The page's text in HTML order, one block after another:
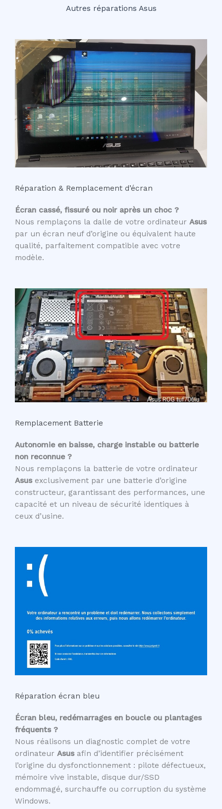
Autres réparations Asus
Réparation & Remplacement d’écran
Écran cassé, fissuré ou noir après un choc ?
Nous remplaçons la dalle de votre ordinateur Asus
par un écran neuf d’origine ou équivalent haute
qualité, parfaitement compatible avec votre
modèle.
Remplacement Batterie
Autonomie en baisse, charge instable ou batterie
non reconnue ?
Nous remplaçons la batterie de votre ordinateur
Asusexclusivement par une batterie d’origine
constructeur, garantissant des performances, une
capacité et un niveau de sécurité identiques à
ceux d’usine.
Réparation écran bleu
Écran bleu, redémarrages en boucle ou plantages
fréquents ?
Nous réalisons un diagnostic complet de votre
ordinateur Asusafin d’identifier précisément
l’origine du dysfonctionnement : pilote défectueux,
mémoire vive instable, disque dur/SSD
endommagé, surchauffe ou corruption du système
Windows.